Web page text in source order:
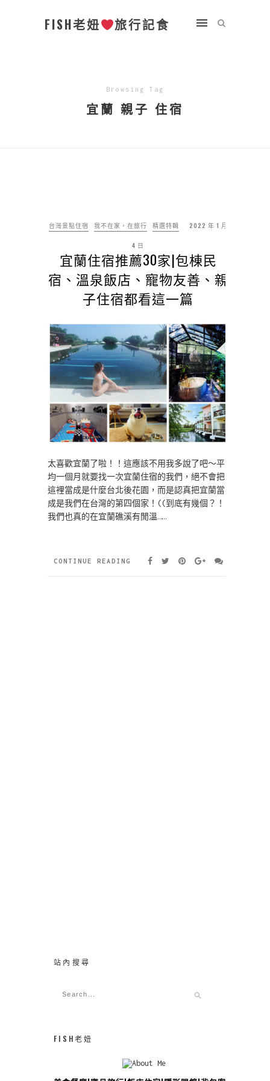
FISH老妞 旅行記食
Browsing Tag
宜蘭 親子 住宿
台灣景點住宿 我不在家，在旅行 精選特輯 2022 年 1 月
4 日
宜蘭住宿推薦30家|包棟民
宿、溫泉飯店、寵物友善、親
子住宿都看這一篇
太喜歡宜蘭了啦！！這應該不用我多說了吧～平
均一個月就要找一次宜蘭住宿的我們，絕不會把
這裡當成是什麼台北後花園，而是認真把宜蘭當
成是我們在台灣的第四個家！((到底有幾個？！
我們也真的在宜蘭礁溪有閒溫……
CONTINUE READING
站內搜尋
FISH老妞